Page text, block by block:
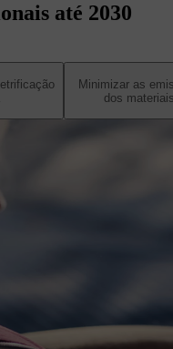
até 2030
Minimizar as
dos materiais